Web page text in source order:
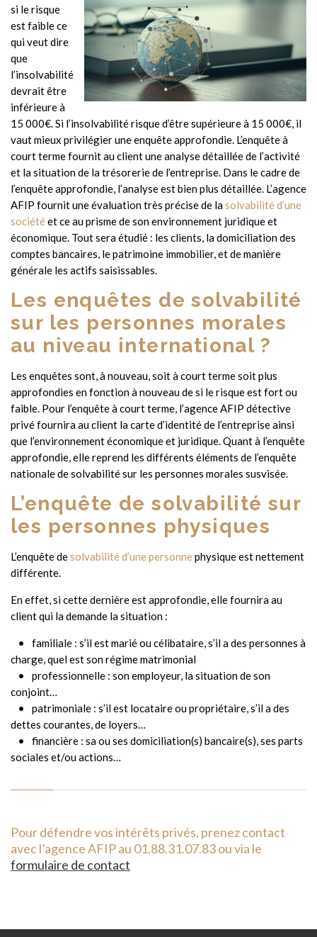
si le risque
est faible ce
qui veut dire
que
l’insolvabilité
devrait être
inférieure à
15 000€. Si l’insolvabilité risque d’être supérieure à 15 000€, il
vaut mieux privilégier une enquête approfondie. L’enquête à
court terme fournit au client une analyse détaillée de l’activité
et la situation de la trésorerie de l’entreprise. Dans le cadre de
l’enquête approfondie, l’analyse est bien plus détaillée. L’agence
AFIP fournit une évaluation très précise de lasolvabilité d’une
sociétéet ce au prisme de son environnement juridique et
économique. Tout sera étudié : les clients, la domiciliation des
comptes bancaires, le patrimoine immobilier, et de manière
générale les actifs saisissables.
Les enquêtes de solvabilité
sur les personnes morales
au niveau international ?
Les enquêtes sont, à nouveau, soit à court terme soit plus
approfondies en fonction à nouveau de si le risque est fort ou
faible. Pour l’enquête à court terme, l’agence AFIP détective
privé fournira au client la carte d’identité de l’entreprise ainsi
que l’environnement économique et juridique. Quant à l’enquête
approfondie, elle reprend les différents éléments de l’enquête
nationale de solvabilité sur les personnes morales susvisée.
L’enquête de solvabilité sur
les personnes physiques
L’enquête desolvabilité d’une personnephysique est nettement
différente.
En effet, si cette dernière est approfondie, elle fournira au
client qui la demande la situation :
familiale : s’il est marié ou célibataire, s’il a des personnes à
charge, quel est son régime matrimonial
professionnelle : son employeur, la situation de son
conjoint…
patrimoniale : s’il est locataire ou propriétaire, s’il a des
dettes courantes, de loyers…
financière : sa ou ses domiciliation(s) bancaire(s), ses parts
sociales et/ou actions…
Pour défendre vos intérêts privés, prenez contact
avec l’agence AFIP au 01.88.31.07.83 ou via le
formulaire de contact